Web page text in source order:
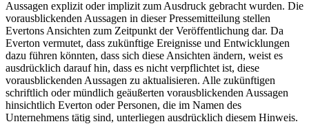
Aussagen explizit oder implizit zum Ausdruck gebracht wurden. Die
vorausblickenden Aussagen in dieser Pressemitteilung stellen
Evertons Ansichten zum Zeitpunkt der Veröffentlichung dar. Da
Everton vermutet, dass zukünftige Ereignisse und Entwicklungen
dazu führen könnten, dass sich diese Ansichten ändern, weist es
ausdrücklich darauf hin, dass es nicht verpflichtet ist, diese
vorausblickenden Aussagen zu aktualisieren. Alle zukünftigen
schriftlich oder mündlich geäußerten vorausblickenden Aussagen
hinsichtlich Everton oder Personen, die im Namen des
Unternehmens tätig sind, unterliegen ausdrücklich diesem Hinweis.